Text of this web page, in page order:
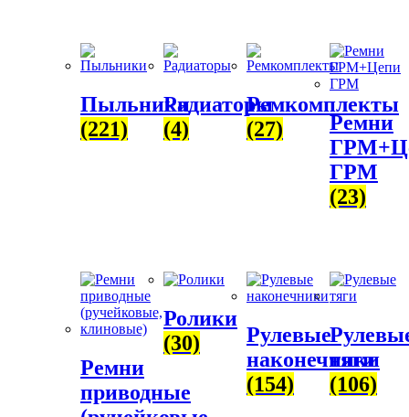
Пыльники
(221)
Радиаторы
(4)
Ремкомплекты
(27)
Ремни
ГРМ
(23)
Ремни
приводные
Ролики
(30)
Рулевые
наконечники
(154)
тяги
(106)